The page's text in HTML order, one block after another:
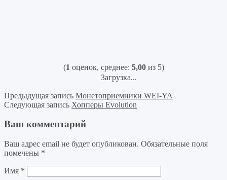
(1 оценок, среднее: 5,00из 5)
Загрузка...
Предыдущая запись Монетоприемники WEI-YA
Следующая запись Хопперы Evolution
Ваш комментарий
Ваш адрес email не будет опубликован. Обязательные поля
помечены *
Имя *